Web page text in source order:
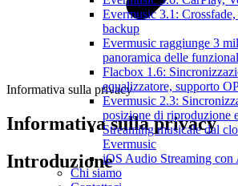
Evermusic 3.1:
backup
Evermusic raggiunge 3
panoramica delle
Flacbox 1.6:
equalizzatore, supporto
Evermusic 2.3:
posizione di riproduzione
Streaming musicale dal
Evermusic
iOS Audio Streaming con
Chi siamo
Informativa sulla privacy
Informativa sulla privacy
Introduzione